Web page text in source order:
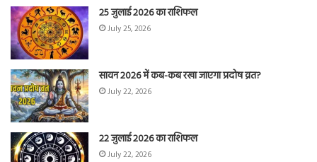
25 जुलाई 2026 का राशिफल
July 25, 2026
सावन 2026 में कब-कब रखा जाएगा प्रदोष व्रत?
July 22, 2026
22 जुलाई 2026 का राशिफल
July 22, 2026